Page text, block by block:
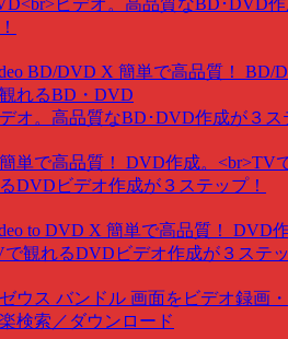
BD/DVD X 簡単で高品質！ BD/
れるBD・DVD
オ。高品質なBD･DVD作成が３ス
to DVD X 簡単で高品質！ DVD
で観れるDVDビデオ作成が３ステ